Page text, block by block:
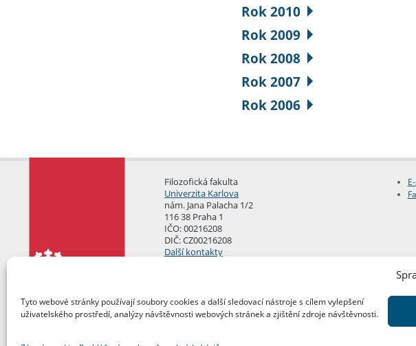
Tyto webové stránky používají soubory cookies a další sledovací nástroje s cílem vylepšení
uživatelského prostředí, analýzy návštěvnosti webových stránek a zjištění zdroje návštěvnosti.
Rok 2010
Rok 2009
Rok 2008
Rok 2007
Rok 2006
Filozofická fakulta
Univerzita Karlova
nám. Jana Palacha 1/2
116 38 Praha 1
IČO: 00216208
DIČ: CZ00216208
Další kontakty